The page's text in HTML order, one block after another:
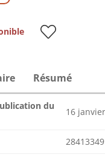
Résumé
du
16